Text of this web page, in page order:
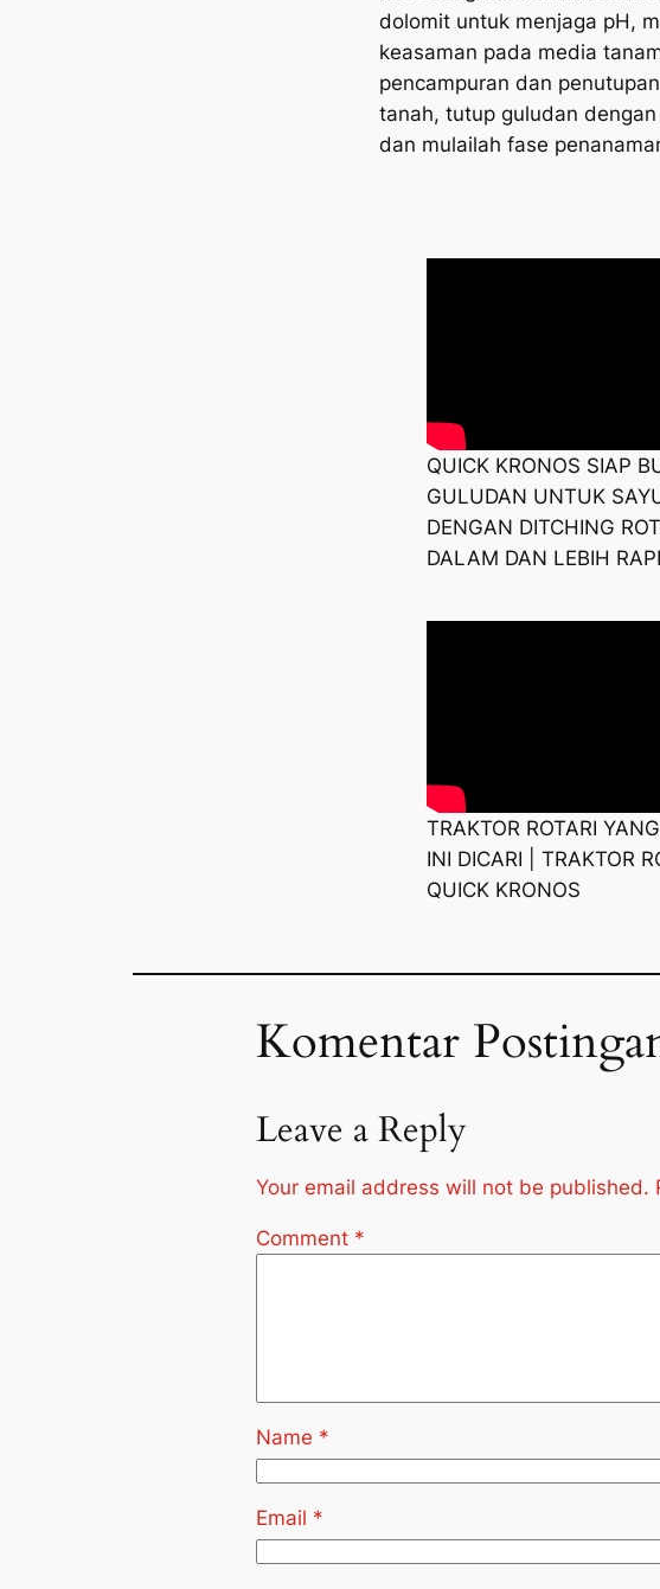
dolomit untuk menjaga pH,
keasaman pada media
pencampuran dan
tanah, tutup guludan
dan mulailah fase
QUICK KRONOS SIAP
GULUDAN UNTUK
DENGAN DITCHING
DALAM DAN LEBIH RAPI
TRAKTOR ROTARI
INI DICARI | TRAKTOR
QUICK KRONOS
Komentar
Leave a Reply
Your email address will not be published.
Comment *
Name *
Email *